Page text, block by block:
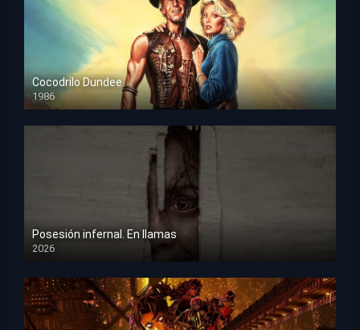
Cocodrilo Dundee
1986
HD 1080p
Posesión infernal. En llamas
2026
HD 1080p